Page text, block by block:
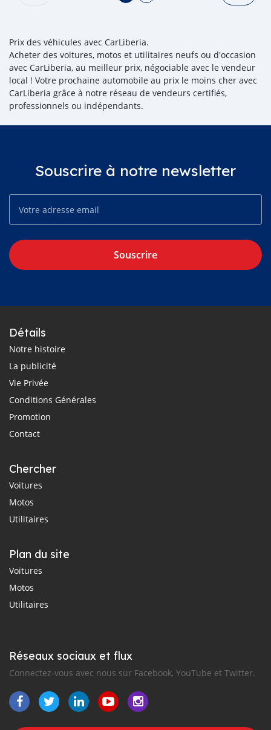
Prix des véhicules avec CarLiberia.
Acheter des voitures, motos et utilitaires neufs ou d'occasion
avec CarLiberia, au meilleur prix, négociable avec le vendeur
local ! Votre prochaine automobile au prix le moins cher avec
CarLiberia grâce à notre réseau de vendeurs certifiés,
professionnels ou indépendants.
Souscrire à notre newsletter
Souscrire
Détails
Notre histoire
La publicité
Vie Privée
Conditions Générales
Promotion
Contact
Chercher
Voitures
Motos
Utilitaires
Plan du site
Voitures
Motos
Utilitaires
Réseaux sociaux et flux
Connectez-vous avec nous sur Facebook, YouTube et Twitter.